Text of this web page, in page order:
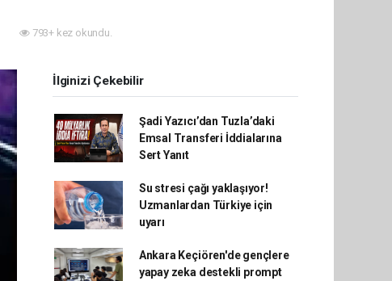
793+ kez okundu.
İlginizi Çekebilir
Şadi Yazıcı’dan Tuzla’daki
Emsal Transferi İddialarına
Sert Yanıt
Su stresi çağı yaklaşıyor!
Uzmanlardan Türkiye için
uyarı
Ankara Keçiören'de gençlere
yapay zeka destekli prompt